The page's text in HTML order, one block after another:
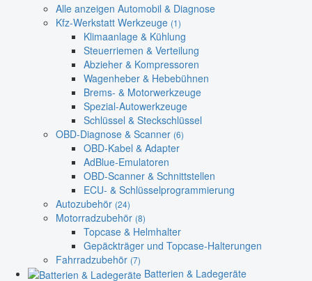
Alle anzeigen Automobil & Diagnose
Kfz-Werkstatt Werkzeuge (1)
Klimaanlage & Kühlung
Steuerriemen & Verteilung
Abzieher & Kompressoren
Wagenheber & Hebebühnen
Brems- & Motorwerkzeuge
Spezial-Autowerkzeuge
Schlüssel & Steckschlüssel
OBD-Diagnose & Scanner (6)
OBD-Kabel & Adapter
AdBlue-Emulatoren
OBD-Scanner & Schnittstellen
ECU- & Schlüsselprogrammierung
Autozubehör (24)
Motorradzubehör (8)
Topcase & Helmhalter
Gepäckträger und Topcase-Halterungen
Fahrradzubehör (7)
Batterien & Ladegeräte